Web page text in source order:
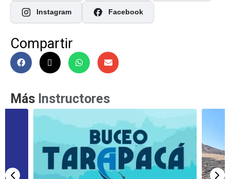
Instagram Facebook
Compartir
Más Instructores